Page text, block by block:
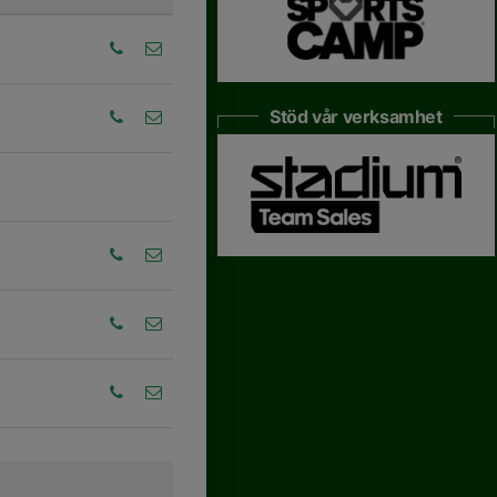
Stöd vår verksamhet